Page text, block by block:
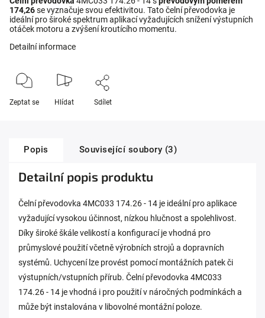
174,26se vyznačuje svou efektivitou. Tato čelní převodovka je
ideální pro široké spektrum aplikací vyžadujících snížení výstupních
otáček motoru a zvýšení kroutícího momentu.
Detailní informace
Zeptat se Hlídat Sdílet
Popis Související soubory (3)
Detailní popis produktu
Čelní převodovka 4MC033 174.26 - 14 je ideální pro aplikace
vyžadující vysokou účinnost, nízkou hlučnost a spolehlivost.
Díky široké škále velikostí a konfigurací je vhodná pro
průmyslové použití včetně výrobních strojů a dopravních
systémů. Uchycení lze provést pomocí montážních patek či
výstupních/vstupních přírub. Čelní převodovka 4MC033
174.26 - 14 je vhodná i pro použití v náročných podmínkách a
může být instalována v libovolné montážní poloze.